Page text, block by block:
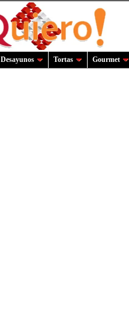
Desayunos Tortas Gourmet